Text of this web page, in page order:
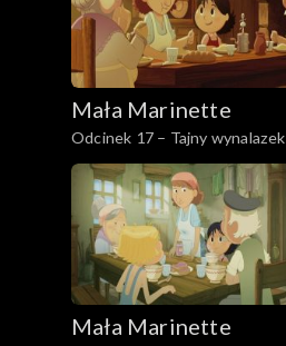
Mała Marinette
Odcinek 17 – Tajny wynalazek
Mała Marinette